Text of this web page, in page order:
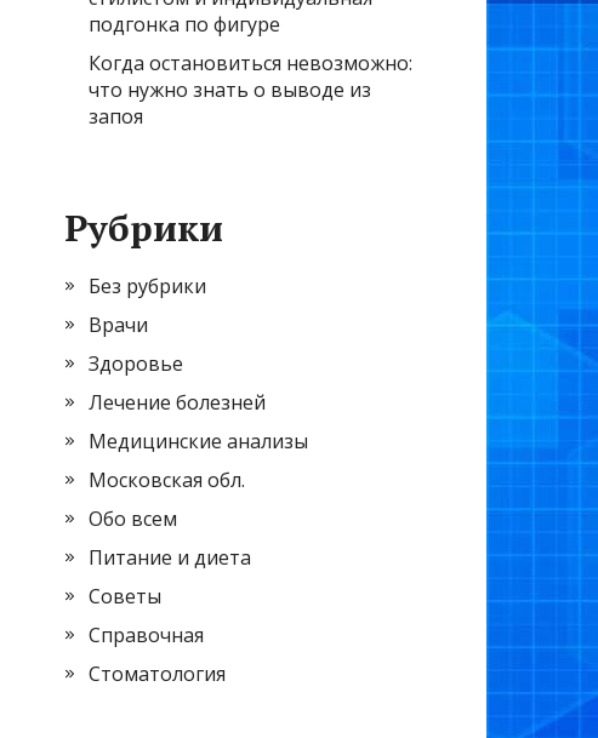
подгонка по фигуре
Когда остановиться невозможно:
что нужно знать о выводе из
запоя
Рубрики
Без рубрики
Врачи
Здоровье
Лечение болезней
Медицинские анализы
Московская обл.
Обо всем
Питание и диета
Советы
Справочная
Стоматология